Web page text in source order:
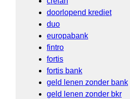
doorlopend krediet
duo
europabank
fintro
fortis
fortis bank
geld lenen zonder bank
geld lenen zonder bkr